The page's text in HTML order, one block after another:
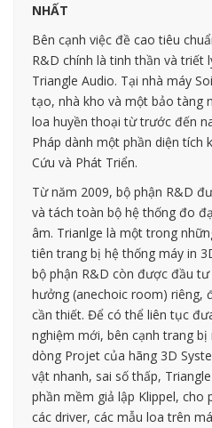
NHẤT
Bên cạnh việc đề cao tiêu
R&D chính là tinh thần và triết
Triangle Audio. Tại nhà máy
tạo, nhà kho và một bảo tàng
loa huyền thoại từ trước đến
Pháp dành một phần diện tích
Cứu và Phát Triển.
Từ năm 2009, bộ phận R&D
và tách toàn bộ hệ thống đo
âm. Trianlge là một trong
tiên trang bị hệ thống máy in
bộ phận R&D còn được đầu
hưởng (anechoic room) riêng,
cần thiết. Để có thể liên tục
nghiệm mới, bên cạnh trang bị
dòng Projet của hãng 3D
vật nhanh, sai số thấp,
phần mềm giả lập Klippel, cho
các driver, các mẫu loa trên